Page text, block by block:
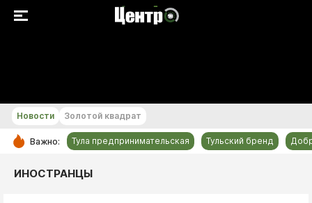
РУБРИКИ
Новости Золотой квадрат
Важно: Тула предпринимательская Тульский бренд
ИНОСТРАНЦЫ